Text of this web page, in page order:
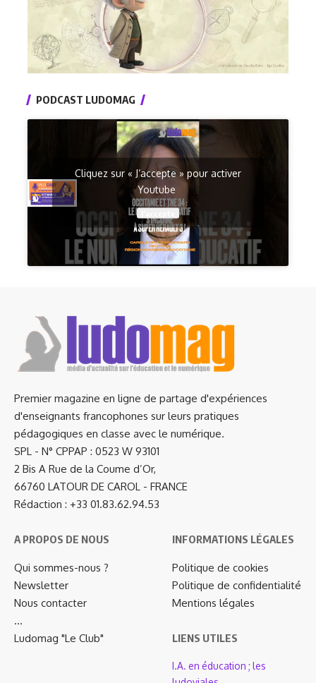
PODCAST LUDOMAG
Cliquez sur « J’accepte » pour activer
Youtube
Premier magazine en ligne de partage d'expériences
d'enseignants francophones sur leurs pratiques
pédagogiques en classe avec le numérique.
SPL - N° CPPAP : 0523 W 93101
2 Bis A Rue de la Coume d’Or,
66760 LATOUR DE CAROL - FRANCE
Rédaction : +33 01.83.62.94.53
A PROPOS DE NOUS
Qui sommes-nous ?
Newsletter
Nous contacter
…
Ludomag "Le Club"
INFORMATIONS LÉGALES
Politique de cookies
Politique de confidentialité
Mentions légales
LIENS UTILES
I.A. en éducation ; les